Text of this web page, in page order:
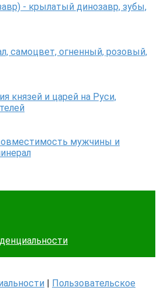
- крылатый динозавр, зубы,
самоцвет, огненный, розовый,
князей и царей на Руси,
мужчины и
| Пользовательское